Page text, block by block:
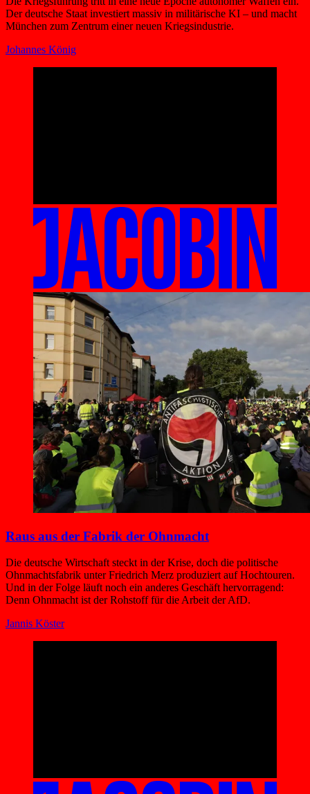
Der deutsche Staat investiert massiv in militärische KI – und macht
München zum Zentrum einer neuen Kriegsindustrie.
Johannes König
Raus aus der Fabrik der Ohnmacht
Die deutsche Wirtschaft steckt in der Krise, doch die politische
Ohnmachtsfabrik unter Friedrich Merz produziert auf Hochtouren.
Und in der Folge läuft noch ein anderes Geschäft hervorragend:
Denn Ohnmacht ist der Rohstoff für die Arbeit der AfD.
Jannis Köster